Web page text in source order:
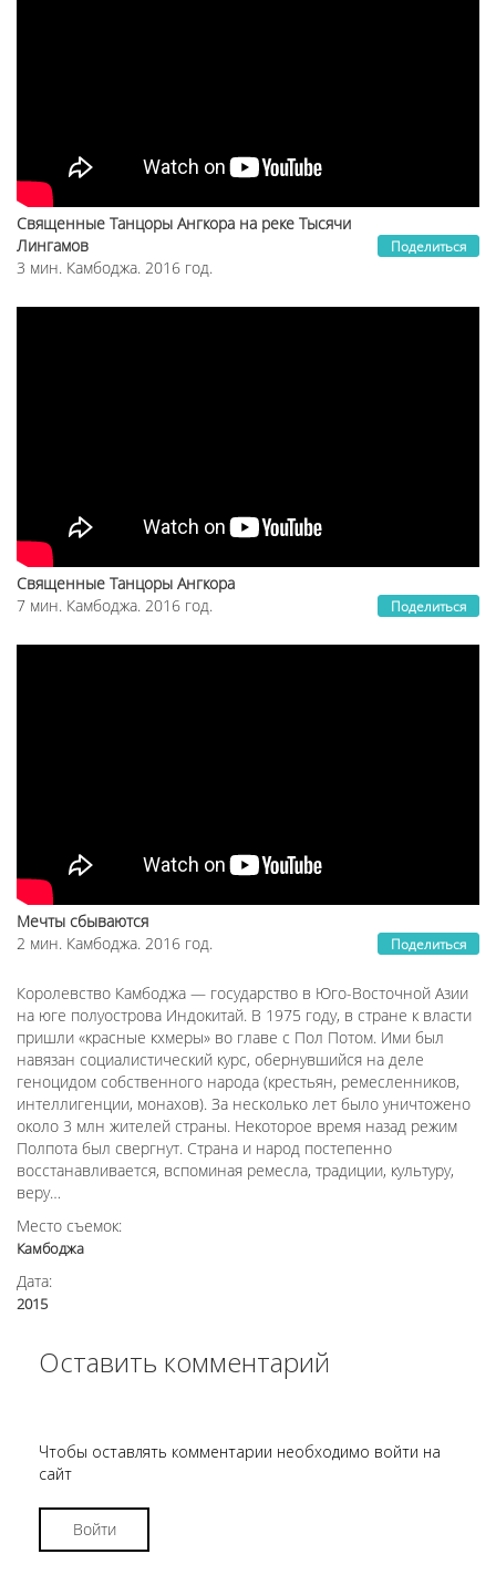
Поделиться
Священные Танцоры Ангкора на реке Тысячи
Лингамов
3 мин. Камбоджа. 2016 год.
Поделиться
Священные Танцоры Ангкора
7 мин. Камбоджа. 2016 год.
Поделиться
Мечты сбываются
2 мин. Камбоджа. 2016 год.
Королевство Камбоджа — государство в Юго-Восточной Азии
на юге полуострова Индокитай. В 1975 году, в стране к власти
пришли «красные кхмеры» во главе с Пол Потом. Ими был
навязан социалистический курс, обернувшийся на деле
геноцидом собственного народа (крестьян, ремесленников,
интеллигенции, монахов). За несколько лет было уничтожено
около 3 млн жителей страны. Некоторое время назад режим
Полпота был свергнут. Страна и народ постепенно
восстанавливается, вспоминая ремесла, традиции, культуру,
веру…
Место съемок:
Камбоджа
Дата:
2015
Оставить комментарий
Чтобы оставлять комментарии необходимо войти на
сайт
Войти